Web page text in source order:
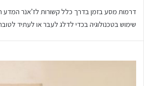
דרמות מסע בזמן בדרך כלל קשורות לז’אנר המדע
שימוש בטכנולוגיה בכדי לדלג לעבר או לעתיד